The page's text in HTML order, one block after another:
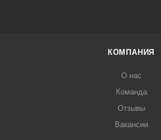
КОМПАНИЯ
О нас
Команда
Отзывы
Вакансии